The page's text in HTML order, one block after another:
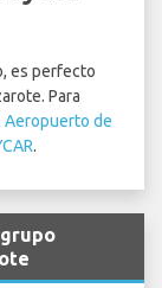
es perfecto
Para
Aeropuerto de
.